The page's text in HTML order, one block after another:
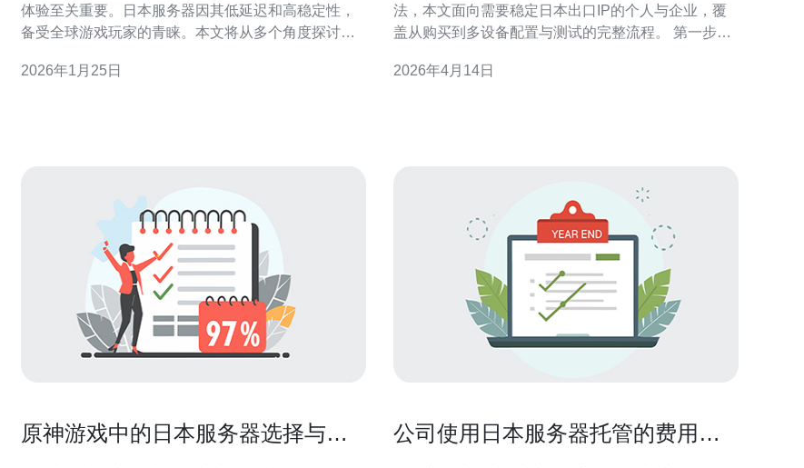
体验至关重要。日本服务器因其低延迟和高稳定性，
备受全球游戏玩家的青睐。本文将从多个角度探讨如
能、速度、服务商等因素。 为什么选择日本服务器？
2026年1月25日
法，本文面向需要稳定日本出口IP的个人与企业，覆
盖从购买到多设备配置与测试的完整流程。 第一步：
地BGP出口的VPS或托管服务器，并确认IP为原生日
2026年4月14日
原神游戏中的日本服务器选择与推
公司使用日本服务器托管的费用和